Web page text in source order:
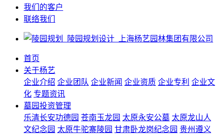
我们的客户
联络我们
首页
关于杨艺
企业介绍 企业团队 企业新闻 企业资质 企业专利 企业文
化 专题资讯
墓园投资管理
乐清长安功德园 苍南玉龙园 太原永安公墓 太原龙山人
文纪念园 太原牛驼寨陵园 甘肃卧龙岗纪念园 贵州遵义